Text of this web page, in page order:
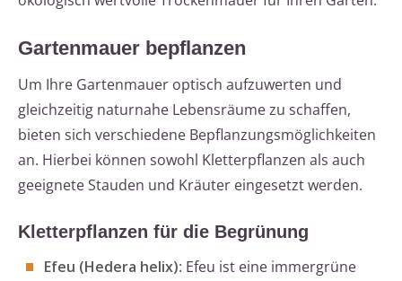
Gartenmauer bepflanzen
Um Ihre Gartenmauer optisch aufzuwerten und
gleichzeitig naturnahe Lebensräume zu schaffen,
bieten sich verschiedene Bepflanzungsmöglichkeiten
an. Hierbei können sowohl Kletterpflanzen als auch
geeignete Stauden und Kräuter eingesetzt werden.
Kletterpflanzen für die Begrünung
Efeu (Hedera helix): Efeu ist eine immergrüne